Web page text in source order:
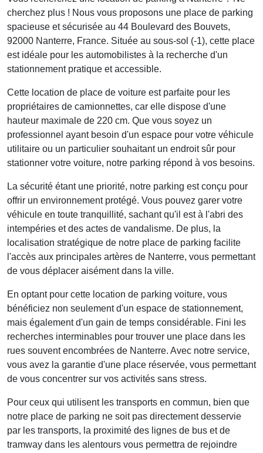
cherchez plus ! Nous vous proposons une place de parking
spacieuse et sécurisée au 44 Boulevard des Bouvets,
92000 Nanterre, France. Située au sous-sol (-1), cette place
est idéale pour les automobilistes à la recherche d'un
stationnement pratique et accessible.
Cette location de place de voiture est parfaite pour les
propriétaires de camionnettes, car elle dispose d'une
hauteur maximale de 220 cm. Que vous soyez un
professionnel ayant besoin d'un espace pour votre véhicule
utilitaire ou un particulier souhaitant un endroit sûr pour
stationner votre voiture, notre parking répond à vos besoins.
La sécurité étant une priorité, notre parking est conçu pour
offrir un environnement protégé. Vous pouvez garer votre
véhicule en toute tranquillité, sachant qu'il est à l'abri des
intempéries et des actes de vandalisme. De plus, la
localisation stratégique de notre place de parking facilite
l'accès aux principales artères de Nanterre, vous permettant
de vous déplacer aisément dans la ville.
En optant pour cette location de parking voiture, vous
bénéficiez non seulement d'un espace de stationnement,
mais également d'un gain de temps considérable. Fini les
recherches interminables pour trouver une place dans les
rues souvent encombrées de Nanterre. Avec notre service,
vous avez la garantie d'une place réservée, vous permettant
de vous concentrer sur vos activités sans stress.
Pour ceux qui utilisent les transports en commun, bien que
notre place de parking ne soit pas directement desservie
par les transports, la proximité des lignes de bus et de
tramway dans les alentours vous permettra de rejoindre